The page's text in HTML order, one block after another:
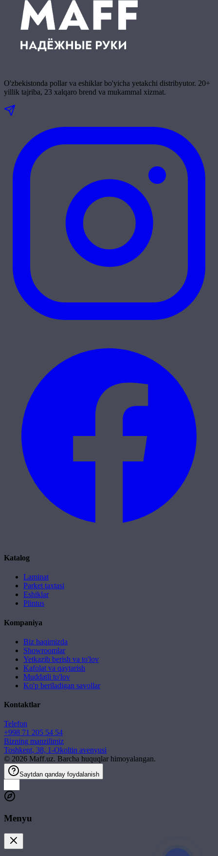
O'zbekistonda pollar va eshiklar bo'yicha yetakchi distribyutor. 20+
yillik tajriba, 23 xalqaro brend va mukammal xizmat.
Katalog
Laminat
Parket taxtasi
Eshiklar
Plintus
Kompaniya
Biz haqimizda
Showroomlar
Yetkazib berish va to'lov
Kafolat va qaytarish
Muddatli to'lov
Ko'p beriladigan savollar
Kontaktlar
Telefon
+998 71 205 54 54
Bizning manzilimiz
Toshkent, 38, 1-Okoltin avenyusi
© 2026 Maff.uz. Barcha huquqlar himoyalangan.
Saytdan qanday foydalanish
Menyu